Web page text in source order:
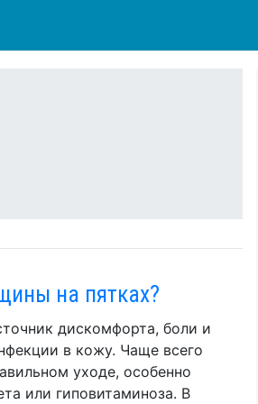
на пятках?
дискомфорта, боли и
в кожу. Чаще всего
уходе, особенно
или гиповитаминоза. В